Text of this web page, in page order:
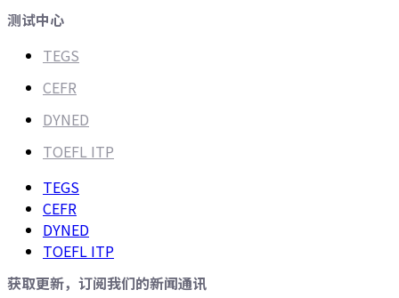
测试中心
TEGS
CEFR
DYNED
TOEFL ITP
TEGS
CEFR
DYNED
TOEFL ITP
获取更新，订阅我们的新闻通讯